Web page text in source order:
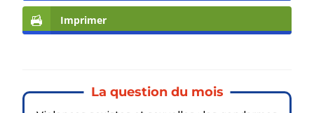
Imprimer
La question du mois